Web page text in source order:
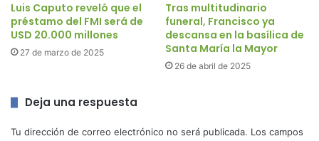
Luis Caputo reveló que el
préstamo del FMI será de
USD 20.000 millones
27 de marzo de 2025
Tras multitudinario
funeral, Francisco ya
descansa en la basílica de
Santa María la Mayor
26 de abril de 2025
Deja una respuesta
Tu dirección de correo electrónico no será publicada. Los campos